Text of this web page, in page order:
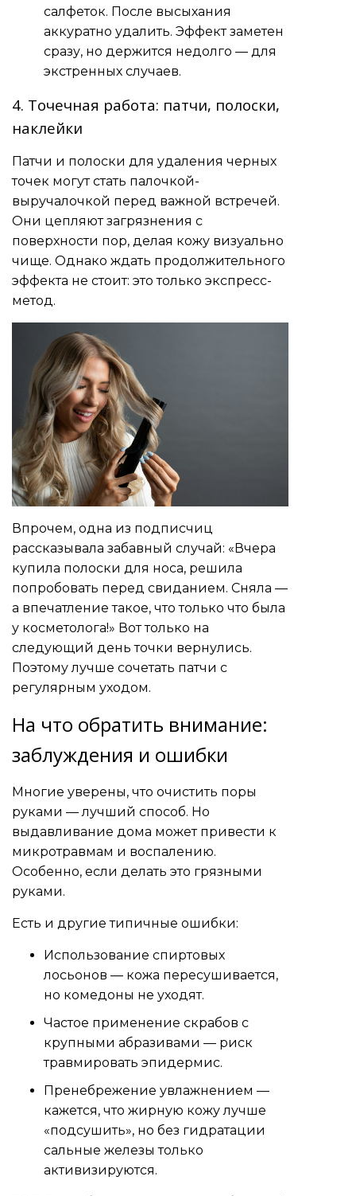
салфеток. После высыхания
аккуратно удалить. Эффект заметен
сразу, но держится недолго — для
экстренных случаев.
4. Точечная работа: патчи, полоски,
наклейки
Патчи и полоски для удаления черных
точек могут стать палочкой-
выручалочкой перед важной встречей.
Они цепляют загрязнения с
поверхности пор, делая кожу визуально
чище. Однако ждать продолжительного
эффекта не стоит: это только экспресс-
метод.
Впрочем, одна из подписчиц
рассказывала забавный случай: «Вчера
купила полоски для носа, решила
попробовать перед свиданием. Сняла —
а впечатление такое, что только что была
у косметолога!» Вот только на
следующий день точки вернулись.
Поэтому лучше сочетать патчи с
регулярным уходом.
На что обратить внимание:
заблуждения и ошибки
Многие уверены, что очистить поры
руками — лучший способ. Но
выдавливание дома может привести к
микротравмам и воспалению.
Особенно, если делать это грязными
руками.
Есть и другие типичные ошибки:
Использование спиртовых
лосьонов — кожа пересушивается,
но комедоны не уходят.
Частое применение скрабов с
крупными абразивами — риск
травмировать эпидермис.
Пренебрежение увлажнением —
кажется, что жирную кожу лучше
«подсушить», но без гидратации
сальные железы только
активизируются.